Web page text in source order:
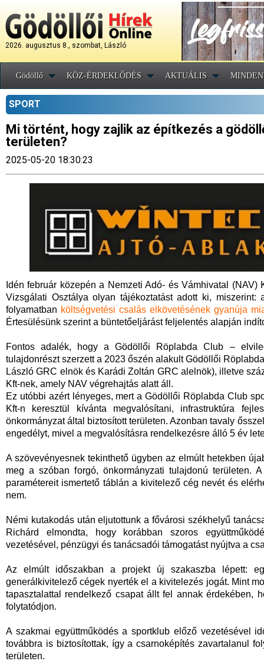
2026. augusztus 8., szombat, László
Gödöllő KÖZ-ÉRDEKLŐDÉS AKTUÁLIS
SPORT
Mi történt, hogy zajlik az építkezés a
területen?
2025-05-20 18:30:23
Idén február közepén a Nemzeti Adó- és Vámhivatal
Vizsgálati Osztálya olyan tájékoztatást adott ki,
folyamatban költségvetési csalás elkövetésének gyanúja
Értesülésünk szerint a büntetőeljárást feljelentés alapján
Fontos adalék, hogy a Gödöllői Röplabda Club –
tulajdonrészt szerzett a 2023 őszén alakult Gödöllői
László GRC elnök és Karádi Zoltán GRC alelnök), illetve
Kft-nek, amely NAV végrehajtás alatt áll.
Ez utóbbi azért lényeges, mert a Gödöllői Röplabda Club
Kft-n keresztül kívánta megvalósítani, infrastruktúra
önkormányzat által biztosított területen. Azonban tavaly
engedélyt, mivel a megvalósításra rendelkezésre álló 5 év
A szövevényesnek tekinthető ügyben az elmúlt hetekben
meg a szóban forgó, önkormányzati tulajdonú területen.
paramétereit ismertető táblán a kivitelező cég nevét és
nem.
Némi kutakodás után eljutottunk a fővárosi székhelyű
Richárd elmondta, hogy korábban szoros
vezetésével, pénzügyi és tanácsadói támogatást nyújtva a
Az elmúlt időszakban a projekt új szakaszba lépett:
generálkivitelező cégek nyerték el a kivitelezés jogát. Mint
tapasztalattal rendelkező csapat állt fel annak érdekében,
folytatódjon.
A szakmai együttműködés a sportklub előző vezetésével
továbbra is biztosítottak, így a csarnoképítés zavartalanul
területen.